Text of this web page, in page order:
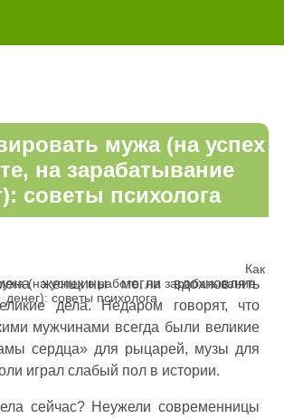
Как
(на успех в работе, на зарабатывание
денег): советы психолога
мужа (на успех
на зарабатывание
советы психолога
женщины могли вдохновлять
дела. Недаром говорят, что
мужчинами всегда были великие
сердца» для рыцарей, музы для
играл слабый пол в истории.
сейчас? Неужели современницы